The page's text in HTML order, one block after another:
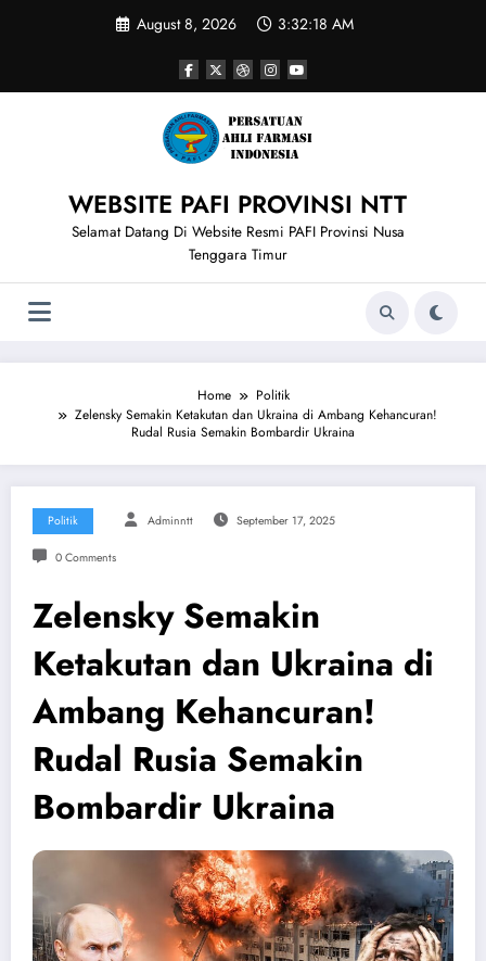
August 8, 2026 3:32:19 AM
WEBSITE PAFI PROVINSI NTT
Selamat Datang Di Website Resmi PAFI Provinsi Nusa
Tenggara Timur
Home
Politik
Zelensky Semakin Ketakutan dan Ukraina di Ambang Kehancuran!
Rudal Rusia Semakin Bombardir Ukraina
Politik Adminntt September 17, 2025
0 Comments
Zelensky Semakin
Ketakutan dan Ukraina di
Ambang Kehancuran!
Rudal Rusia Semakin
Bombardir Ukraina